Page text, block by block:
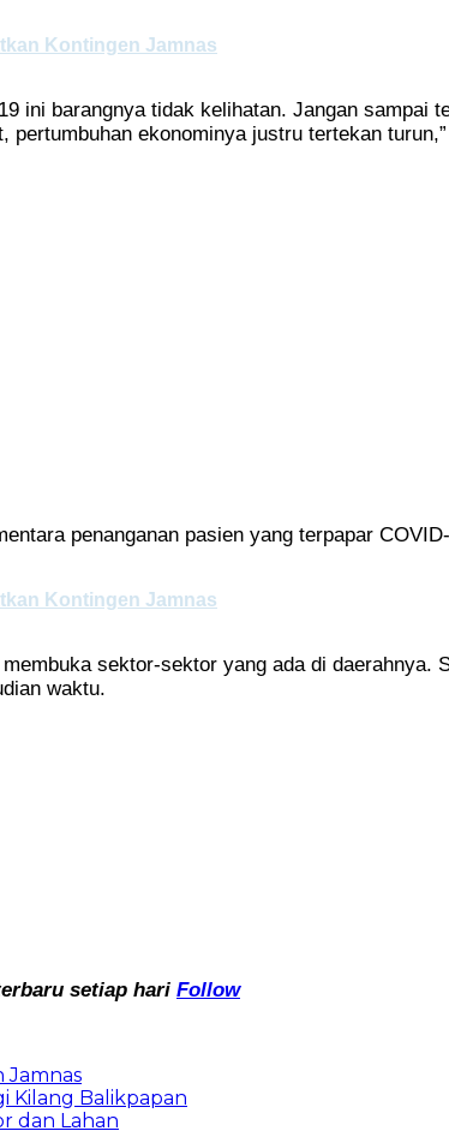
Kontingen Jamnas
ini barangnya tidak kelihatan. Jangan sampai
ekonominya justru tertekan
penanganan pasien yang terpapar
Kontingen Jamnas
sektor-sektor yang ada di
waktu.
setiap hari Follow
Jamnas
Kilang Balikpapan
dan Lahan